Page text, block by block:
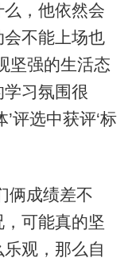
，他依然会
不能上场也
坚强的生活态
习氛围很
评选中获评‘标
俩成绩差不
可能真的坚
观，那么自